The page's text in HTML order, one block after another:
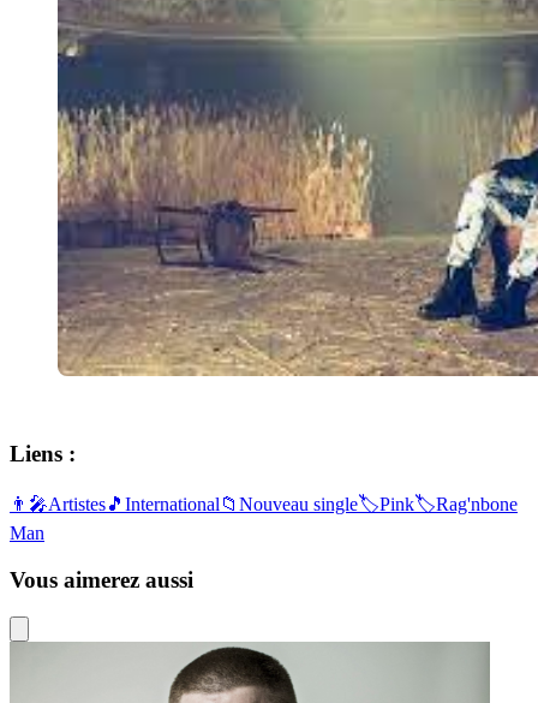
Liens :
👨‍🎤Artistes🎵 International 📁 Nouveau single🏷️Pink🏷️Rag'nbone
Man
Vous aimerez aussi